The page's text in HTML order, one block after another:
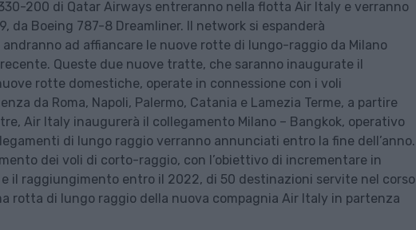
200 di Qatar Airways entreranno nella flotta Air Italy e verranno
da Boeing 787-8 Dreamliner. Il network si espanderà
ad affiancare le nuove rotte di lungo-raggio da Milano
Queste due nuove tratte, che saranno inaugurate il
rotte domestiche, operate in connessione con i voli
da Roma, Napoli, Palermo, Catania e Lamezia Terme, a partire
Air Italy inaugurerà il collegamento Milano – Bangkok, operativo
di lungo raggio verranno annunciati entro la fine dell’anno.
dei voli di corto-raggio, con l’obiettivo di incrementare in
il raggiungimento entro il 2022, di 50 destinazioni servite nel corso
rotta di lungo raggio della nuova compagnia Air Italy in partenza